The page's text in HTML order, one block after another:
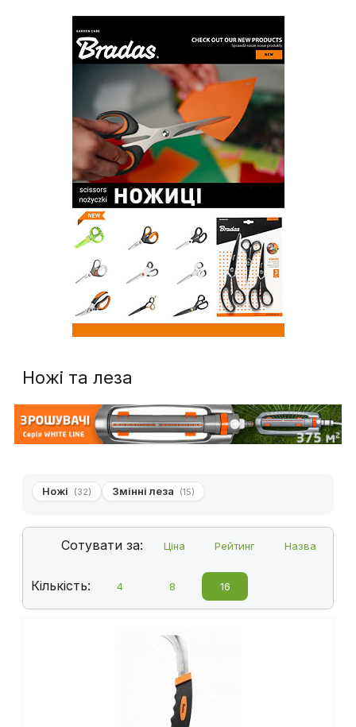
Ножі та леза
Ножі (32) Змінні леза (15)
Сотувати за: Ціна Рейтинг Назва
Кількість: 4 8 16